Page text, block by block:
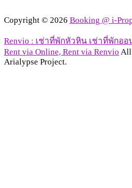
Copyright © 2026 Booking @ i-
Renvio : เช่าที่พักหัวหิน เช่าที่พักออ
Rent via Online, Rent via Renvio All
Arialypse Project.